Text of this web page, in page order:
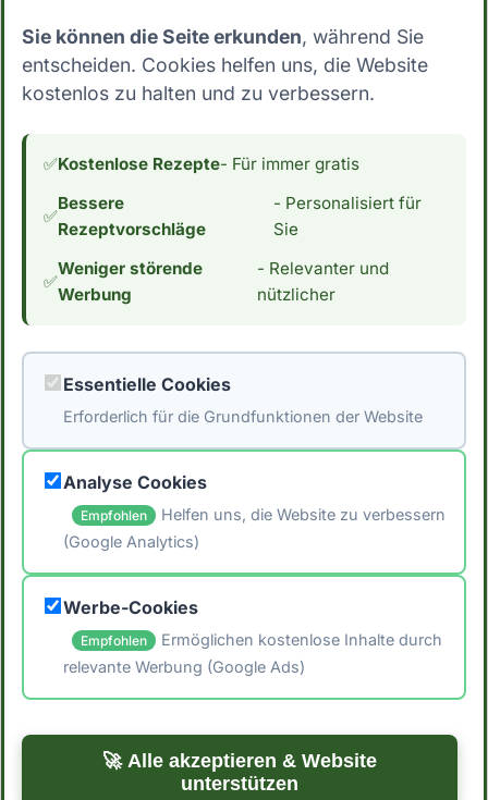
(Gianduja, Nougat)? Mit 47.6 Gramm
Kohlenhydrate pro 100g essbarer Anteil fällt
Milchschokolade mit Crèmefüllung (Gianduja,
Carb. Dies schließt die Zutat für Menschen,
möchten, aus. Wenn du an einer Low Carb
Ernährung interessiert bist, interessiert dich
vielleicht auch der Kaloriengehalt. Mit 573
Kalorien pro 100g essbarer Anteil hat
Nougat) einen durchschnittlichen
Kaloriengehalt. *Hinweis: Die Daten stammen
aus der [Schweizer Nährwertdatenbank]
(https://naehrwertdaten.ch/de/).*
🖨️ Artikel drucken
← Zurück zu Blog
Zur Startseite →
Sie können die Seite erkunden, während Sie
entscheiden. Cookies helfen uns, die Website
kostenlos zu halten und zu verbessern.
✅Kostenlose Rezepte- Für immer gratis
✅
Bessere
Rezeptvorschläge
- Personalisiert für
Sie
✅
Weniger störende
Werbung
- Relevanter und
nützlicher
Essentielle Cookies
Erforderlich für die Grundfunktionen der Website
Analyse Cookies
Empfohlen
Helfen uns, die Website zu verbessern
(Google Analytics)
Werbe-Cookies
Empfohlen
Ermöglichen kostenlose Inhalte durch
relevante Werbung (Google Ads)
🚀 Alle akzeptieren & Website
unterstützen